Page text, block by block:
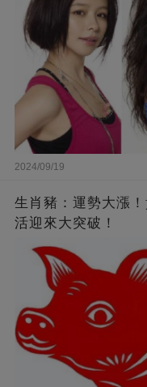
2024/09/19
生肖豬：運勢大漲
活迎來大突破！